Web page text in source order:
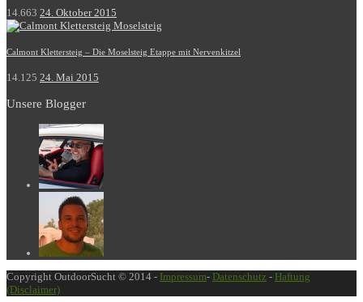
14.663 24. Oktober 2015
Calmont Klettersteig – Die Moselsteig Etappe mit Nervenkitzel
14.125 24. Mai 2015
Unsere Blogger
Copyright OutdoorSucht © 2014 - Impressum- Datenschutz - Haftung
(Disclaimer)